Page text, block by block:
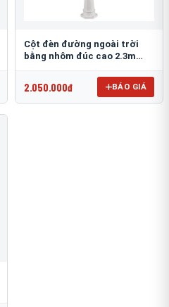
Cột đèn đường ngoài trời
bằng nhôm đúc cao 2.3m
2.050.000đ BÁO GIÁ